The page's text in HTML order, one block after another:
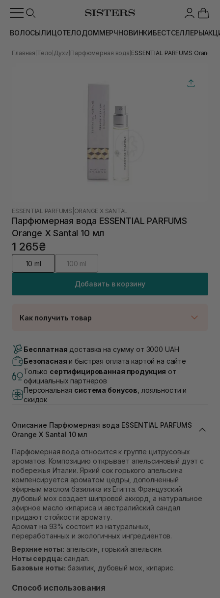
ВОЛОСЫЛИЦОТЕЛОДОММЕРЧНОВИНКИБЕСТСЕЛЛЕРЫ
Главная Тело Духи Парфюмерная вода ESSENTIAL PARFUMS Orange
ESSENTIAL PARFUMS ORANGE X SANTAL
Парфюмерная вода ESSENTIAL PARFUMS
Orange X Santal 10 мл
1 265₴
10 ml 100 ml
Добавить в корзину
Как получить товар
В наличии
Самовывоз г. Луцк, Винниченка 4
Самовывоз г. Львов, ул. Академика Подстригача,
1В (Duck's Lake)
Самовывоз г. Львов ул. Степана Бандеры 43
В наличии
В наличии
Самовывоз г. Ровно, ул. Кулика и Гудачека 23 (ТЦ
Экватор)
В наличии
Бесплатная доставка на сумму от 3000 UAH
Безопасная и быстрая оплата картой на сайте
Только сертифицированная продукция от
официальных партнеров
Персональная система бонусов , лояльности и
скидок
Описание Парфюмерная вода ESSENTIAL PARFUMS
Orange X Santal 10 мл
Парфюмерная вода относится к группе цитрусовых
ароматов. Композицию открывает апельсиновый дуэт с
побережья Италии. Яркий сок горького апельсина
компенсируется ароматом цедры, дополненный
эфирным маслом базилика из Египта. Французский
дубовый мох создает шипровой аккорд, а натуральное
эфирное масло кипариса и австралийский сандал
придают стойкости аромату.
Аромат на 93% состоит из натуральных,
переработанных и экологичных ингредиентов.
Верхние ноты: апельсин, горький апельсин.
Ноты сердца: сандал.
Базовые ноты: базилик, дубовый мох, кипарис.
Способ использования